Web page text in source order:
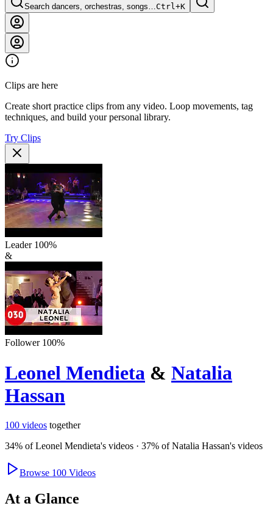
Search dancers, orchestras, songs…Ctrl+K
Clips are here
Create short practice clips from any video. Loop movements, tag
techniques, and build your personal library.
Try Clips
Leader 100%
&
Follower 100%
Leonel Mendieta & Natalia
Hassan
100 videos together
34% ofLeonel Mendieta's videos · 37% ofNatalia Hassan's videos
Browse 100 Videos
At a Glance